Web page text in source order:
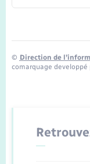
© Direction de
comarquage developpé